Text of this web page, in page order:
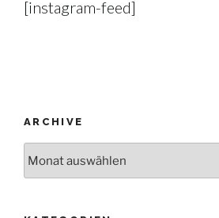
[instagram-feed]
ARCHIVE